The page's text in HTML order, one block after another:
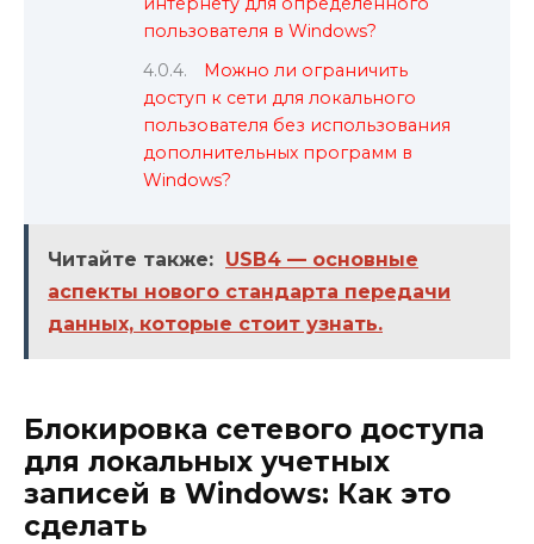
пользователя в Windows?
Можно ли ограничить
доступ к сети для локального
пользователя без использования
дополнительных программ в
Windows?
Читайте также: USB4 — основные
аспекты нового стандарта передачи
данных, которые стоит узнать.
Блокировка сетевого доступа
для локальных учетных
записей в Windows: Как это
сделать